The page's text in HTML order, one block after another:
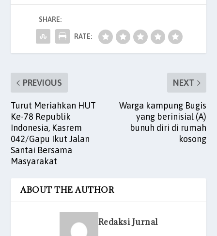
b
o
o
k
A
p
p
dI
n
t
SHARE:
RATE:
PREVIOUS
Turut Meriahkan HUT
Ke-78 Republik
Indonesia, Kasrem
042/Gapu Ikut Jalan
Santai Bersama
Masyarakat
NEXT
Warga kampung Bugis
yang berinisial (A)
bunuh diri di rumah
kosong
ABOUT THE AUTHOR
Redaksi Jurnal